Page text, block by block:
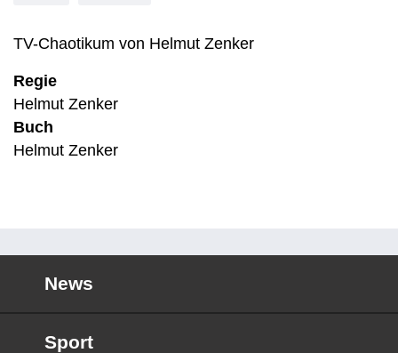
TV-Chaotikum von Helmut Zenker
Regie
Helmut Zenker
Buch
Helmut Zenker
News
Sport